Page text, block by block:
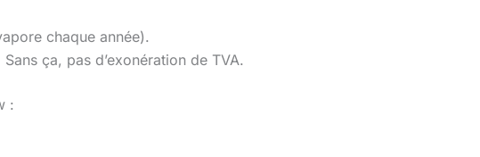
chaque année).
ça, pas d’exonération de TVA.
: